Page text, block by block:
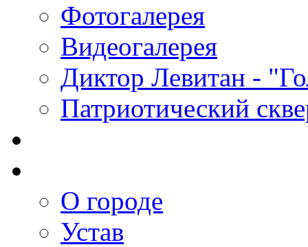
Фотогалерея
Видеогалерея
Диктор Левитан -
Патриотический
О городе
Устав